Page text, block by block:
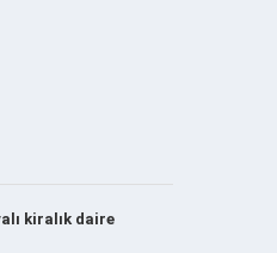
kiralık daire